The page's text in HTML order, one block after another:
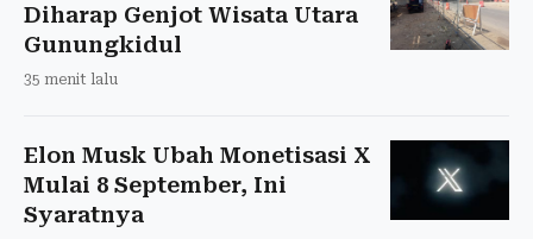
Diharap Genjot Wisata Utara
Gunungkidul
35 menit lalu
Elon Musk Ubah Monetisasi X
Mulai 8 September, Ini
Syaratnya